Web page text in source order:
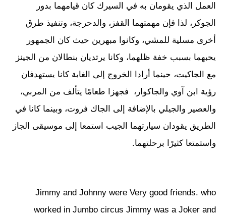
العمل الذي يقومان به في السيرك كان قيامهما بدور
الجوكر، لذا فإن مهمتهما القفز، والدحرجة، وتنفيذ طرق
أخرى مسلية للمشي، وكانوا مبهرين حيث كان الجمهور
يحبهما بسبب خفة ظلهما، وكانا يرتديان بنطالان من الجينز
مع الجاكيت، حينما أرادا الخروج إلى الغابة كانا يستهدفان
رؤية ابن آوي والجاكوار، فجهزا طعامًا يتألف من المربي،
والعصير والجيلي بالإضافة إلى الجاك فروت، وبينما كانا في
الطريق يقودان سيارتهما الجيب استمعا إلى موسيقى الجاز
واستمتعا كثيرًا برحلتهما.
Jimmy and Johnny were Very good friends. who
worked in Jumbo circus Jimmy was a Joker and